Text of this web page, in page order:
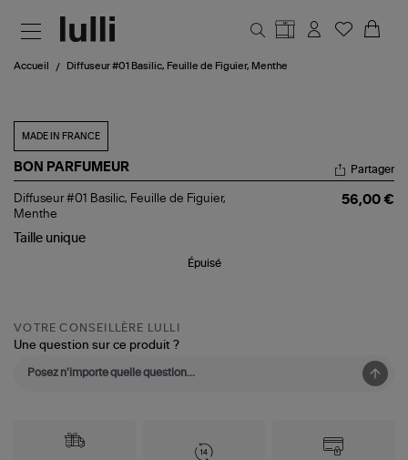
Accueil Diffuseur #01 Basilic, Feuille de Figuier, Menthe
MADE IN FRANCE
BON PARFUMEUR
Diffuseur
#01
Feuille
Partager
Diffuseur #01 Basilic, Feuille de Figuier,
Menthe
56,00 €
Taille unique
Épuisé
VOTRE CONSEILLÈRE LULLI
Une question sur ce produit ?